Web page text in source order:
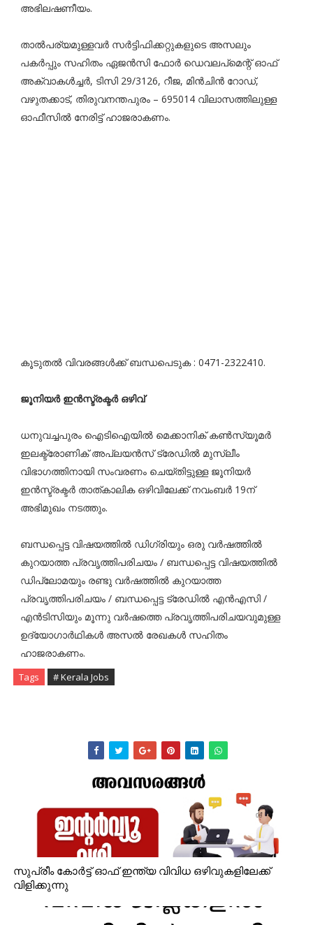
അഭിലഷണീയം.
താൽപര്യമുള്ളവർ സർട്ടിഫിക്കറ്റുകളുടെ അസലും
പകർപ്പും സഹിതം ഏജൻസി ഫോർ ഡെവലപ്മെന്റ് ഓഫ്
അക്വാകൾച്ചർ, ടിസി 29/3126, റീജ, മിൻചിൻ റോഡ്,
വഴുതക്കാട്, തിരുവനന്തപുരം – 695014 വിലാസത്തിലുള്ള
ഓഫീസിൽ നേരിട്ട് ഹാജരാകണം.
കൂടുതൽ വിവരങ്ങൾക്ക് ബന്ധപെടുക : 0471-2322410.
ജൂനിയർ ഇൻസ്ട്രക്ടർ ഒഴിവ്
ധനുവച്ചപുരം ഐടിഐയിൽ മെക്കാനിക് കൺസ്യൂമർ
ഇലക്ട്രോണിക് അപ്ലയൻസ് ട്രേഡിൽ മുസ്ലീം
വിഭാഗത്തിനായി സംവരണം ചെയ്തിട്ടുള്ള ജൂനിയർ
ഇൻസ്ട്രക്ടർ താത്കാലിക ഒഴിവിലേക്ക് നവംബർ 19ന്
അഭിമുഖം നടത്തും.
ബന്ധപ്പെട്ട വിഷയത്തിൽ ഡിഗ്രിയും ഒരു വർഷത്തിൽ
കുറയാത്ത പ്രവൃത്തിപരിചയം / ബന്ധപ്പെട്ട വിഷയത്തിൽ
ഡിപ്ലോമയും രണ്ടു വർഷത്തിൽ കുറയാത്ത
പ്രവൃത്തിപരിചയം / ബന്ധപ്പെട്ട ട്രേഡിൽ എൻഎസി /
എൻടിസിയും മൂന്നു വർഷത്തെ പ്രവൃത്തിപരിചയവുമുള്ള
ഉദ്യോഗാർഥികൾ അസൽ രേഖകൾ സഹിതം
ഹാജരാകണം.
Tags # Kerala Jobs
സുപ്രീം കോർട്ട് ഓഫ് ഇന്ത്യ വിവിധ ഒഴിവുകളിലേക്ക്
വിളിക്കുന്നു